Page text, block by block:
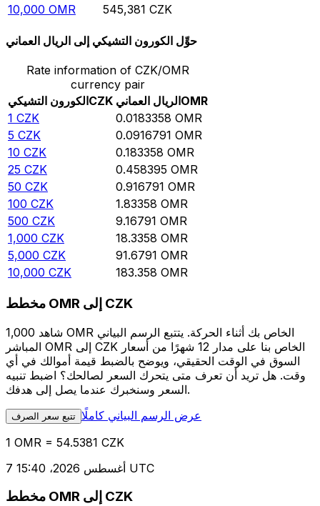
10,000 OMR 545,381 CZK
حوِّل الكورون التشيكي إلى الريال العماني
Rate information of CZK/OMR
currency pair
الكورون التشيكيCZK الريال العمانيOMR
1 CZK 0.0183358 OMR
5 CZK 0.0916791 OMR
10 CZK 0.183358 OMR
25 CZK 0.458395 OMR
50 CZK 0.916791 OMR
100 CZK 1.83358 OMR
500 CZK 9.16791 OMR
1,000 CZK 18.3358 OMR
5,000 CZK 91.6791 OMR
10,000 CZK 183.358 OMR
مخطط OMR إلى CZK
شاهد 1,000 OMR الخاص بك أثناء الحركة. يتتبع الرسم البياني
المباشر OMR إلى CZK الخاص بنا على مدار 12 شهرًا من أسعار
السوق في الوقت الحقيقي، ويوضح بالضبط قيمة أموالك في أي
وقت. هل تريد أن تعرف متى يتحرك السعر لصالحك؟ اضبط تنبيه
السعر وسنخبرك عندما يصل إلى هدفك.
تتبع سعر الصرف عرض الرسم البياني كاملًا
1 OMR = 54.5381 CZK
7 أغسطس 2026، 15:40 UTC
مخطط OMR إلى CZK